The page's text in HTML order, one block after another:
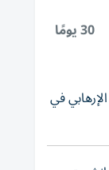
30 يومًا
في